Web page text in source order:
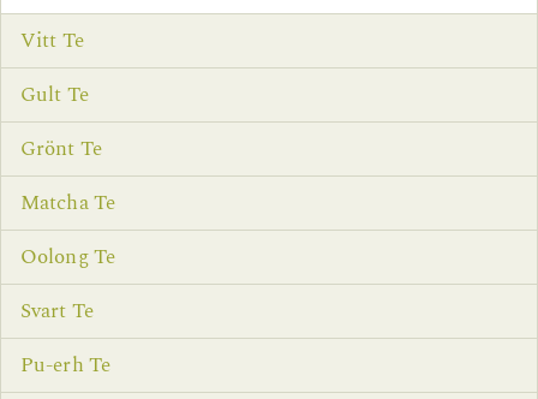
Vitt Te
Gult Te
Grönt Te
Matcha Te
Oolong Te
Svart Te
Pu-erh Te